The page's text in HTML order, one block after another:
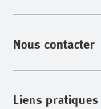
Nous contacter
Liens pratiques